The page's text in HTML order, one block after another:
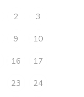
2
3
9
10
16
17
23 24